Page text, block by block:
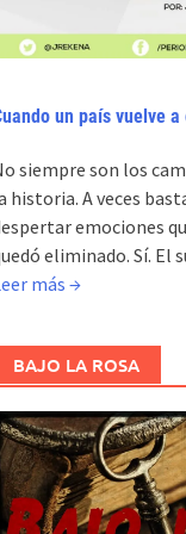
un país vuelve a
siempre son los
historia. A veces
emociones
eliminado. Sí. El
más →
BAJO LA ROSA